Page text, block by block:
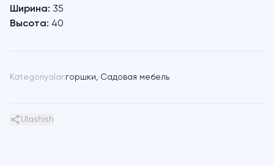
Ширина: 35
Высота: 40
Kategoriyalar:горшки, Садовая мебель
Ulashish